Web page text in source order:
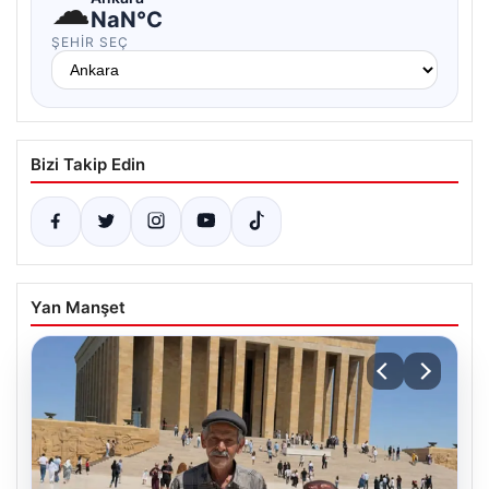
☁NaN°C
ŞEHIR SEÇ
Bizi Takip Edin
Yan Manşet